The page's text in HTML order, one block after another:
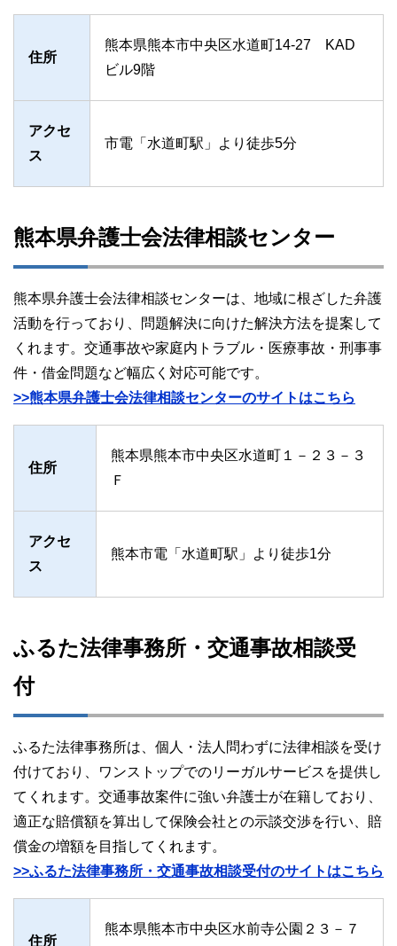
住所
熊本県熊本市中央区水道町14-27 KAD
ビル9階
アクセ
ス
市電「水道町駅」より徒歩5分
熊本県弁護士会法律相談センター
熊本県弁護士会法律相談センターは、地域に根ざした弁護
活動を行っており、問題解決に向けた解決方法を提案して
くれます。交通事故や家庭内トラブル・医療事故・刑事事
件・借金問題など幅広く対応可能です。
>>熊本県弁護士会法律相談センターのサイトはこちら
住所
熊本県熊本市中央区水道町１－２３－３
Ｆ
アクセ
ス
熊本市電「水道町駅」より徒歩1分
ふるた法律事務所・交通事故相談受
付
ふるた法律事務所は、個人・法人問わずに法律相談を受け
付けており、ワンストップでのリーガルサービスを提供し
てくれます。交通事故案件に強い弁護士が在籍しており、
適正な賠償額を算出して保険会社との示談交渉を行い、賠
償金の増額を目指してくれます。
>>ふるた法律事務所・交通事故相談受付のサイトはこちら
住所
熊本県熊本市中央区水前寺公園２３－７